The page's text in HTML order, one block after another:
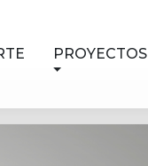
PROYECTOS